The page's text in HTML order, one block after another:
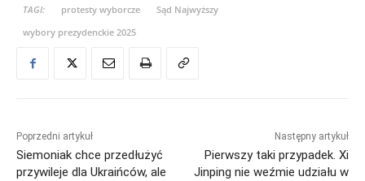
TAGI:
protesty wyborcze
Sąd Najwyższy
wybory prezydenckie 2025
Poprzedni artykuł
Siemoniak chce przedłużyć
przywileje dla Ukraińców, ale
Następny artykuł
Pierwszy taki przypadek. Xi
Jinping nie weźmie udziału w